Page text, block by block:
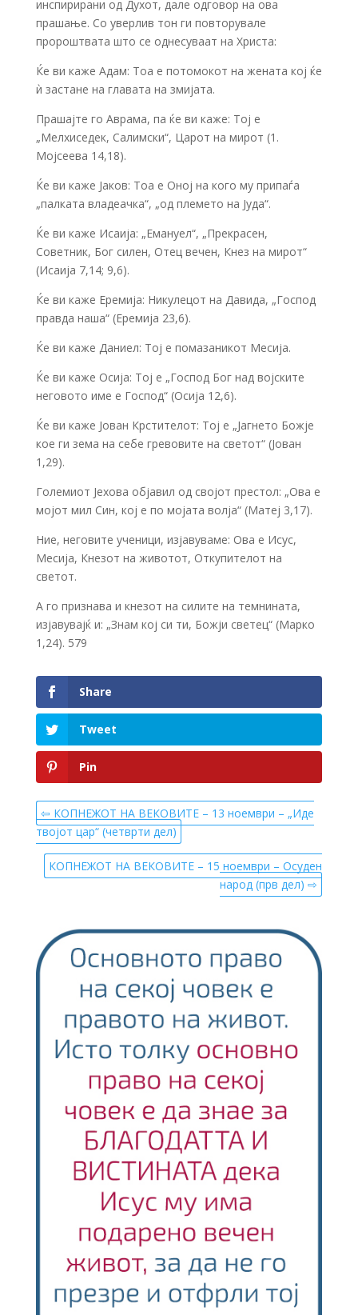
инспирирани од Духот, дале одговор на ова
прашање. Со уверлив тон ги повторувале
пророштвата што се однесуваат на Христа:
Ќе ви каже Адам: Тоа е потомокот на жената кој ќе
ѝ застане на главата на змијата.
Прашајте го Аврама, па ќе ви каже: Тој е
„Мелхиседек, Салимски“, Царот на мирот (1.
Мојсеева 14,18).
Ќе ви каже Јаков: Тоа е Оној на кого му припаѓа
„палката владеачка“, „од племето на Јуда“.
Ќе ви каже Исаија: „Емануел“, „Прекрасен,
Советник, Бог силен, Отец вечен, Кнез на мирот“
(Исаија 7,14; 9,6).
Ќе ви каже Еремија: Никулецот на Давида, „Господ
правда наша“ (Еремија 23,6).
Ќе ви каже Даниел: Тој е помазаникот Месија.
Ќе ви каже Осија: Тој е „Господ Бог над војските
неговото име е Господ“ (Осија 12,6).
Ќе ви каже Јован Крстителот: Тој е „Јагнето Божје
кое ги зема на себе гревовите на светот“ (Јован
1,29).
Големиот Јехова објавил од својот престол: „Ова е
мојот мил Син, кој е по мојата волја“ (Матеј 3,17).
Ние, неговите ученици, изјавуваме: Ова е Исус,
Месија, Кнезот на животот, Откупителот на
светот.
А го признава и кнезот на силите на темнината,
изјавувајќ и: „Знам кој си ти, Божји светец“ (Марко
1,24). 579
Share
Tweet
Pin
⇦ КОПНЕЖОТ НА ВЕКОВИТЕ – 13 ноември – „Иде
твојот цар“ (четврти дел)
КОПНЕЖОТ НА ВЕКОВИТЕ – 15 ноември – Осуден
народ (прв дел) ⇨